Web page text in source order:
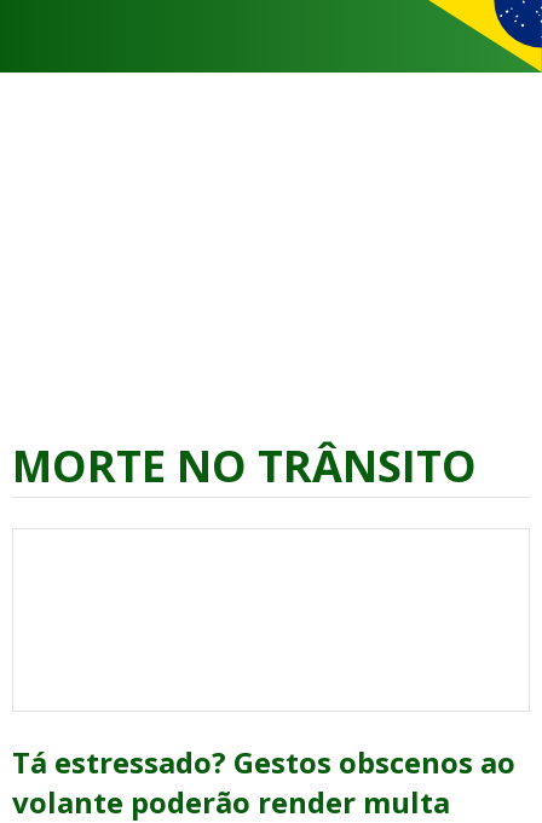
MORTE NO TRÂNSITO
Tá estressado? Gestos obscenos ao
volante poderão render multa